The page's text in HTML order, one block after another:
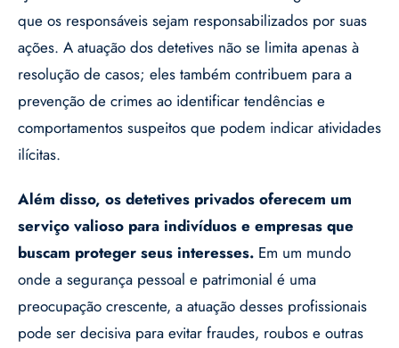
que os responsáveis sejam responsabilizados por suas
ações. A atuação dos detetives não se limita apenas à
resolução de casos; eles também contribuem para a
prevenção de crimes ao identificar tendências e
comportamentos suspeitos que podem indicar atividades
ilícitas.
Além disso, os detetives privados oferecem um
serviço valioso para indivíduos e empresas que
buscam proteger seus interesses. Em um mundo
onde a segurança pessoal e patrimonial é uma
preocupação crescente, a atuação desses profissionais
pode ser decisiva para evitar fraudes, roubos e outras